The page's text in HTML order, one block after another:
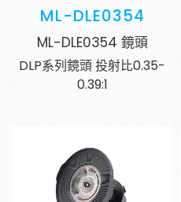
ML-DLE0354
ML-DLE0354 鏡頭
DLP系列鏡頭 投射比0.35-
0.39:1